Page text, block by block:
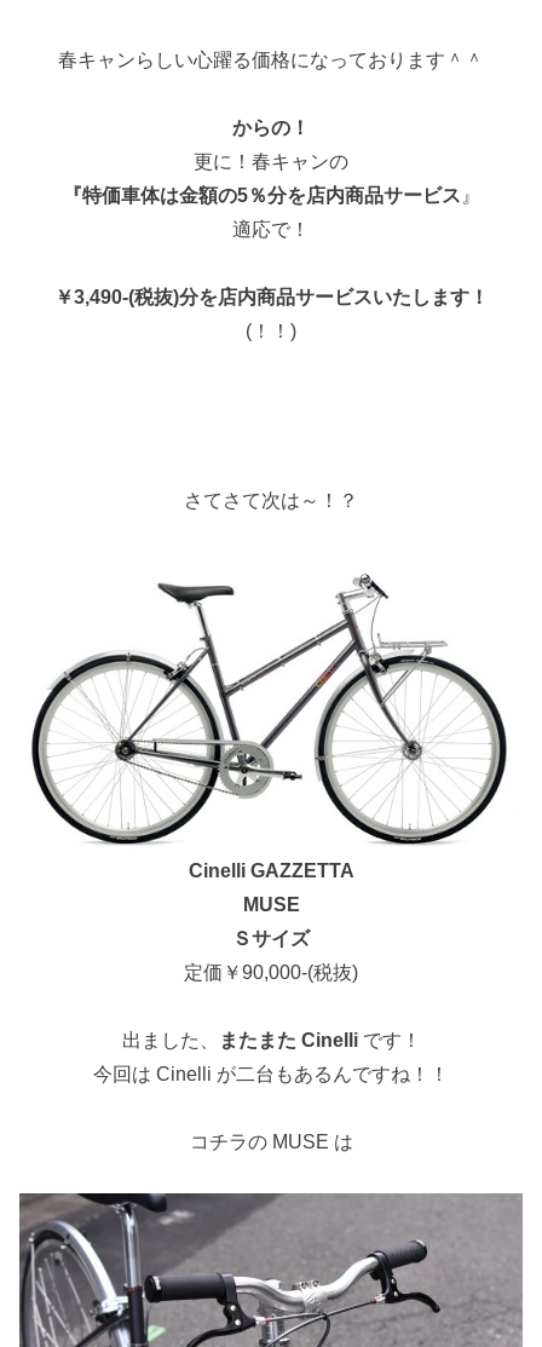
春キャンらしい心躍る価格になっております＾＾
からの！
更に！春キャンの
『特価車体は金額の5％分を店内商品サービス 』
適応で！
￥3,490-(税抜)分を店内商品サービスいたします！
(！！)
さてさて次は～！？
Cinelli GAZZETTA
MUSE
Ｓサイズ
定価￥90,000-(税抜)
出ました、 またまた Cinelli です！
今回は Cinelli が二台もあるんですね！！
コチラの MUSE は